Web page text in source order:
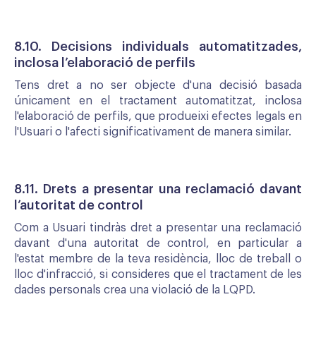
8.10. Decisions individuals automatitzades,
inclosa l’elaboració de perfils
Tens dret a no ser objecte d'una decisió basada
únicament en el tractament automatitzat, inclosa
l'elaboració de perfils, que produeixi efectes legals en
l'Usuari o l'afecti significativament de manera similar.
8.11. Drets a presentar una reclamació davant
l’autoritat de control
Com a Usuari tindràs dret a presentar una reclamació
davant d'una autoritat de control, en particular a
l'estat membre de la teva residència, lloc de treball o
lloc d'infracció, si consideres que el tractament de les
dades personals crea una violació de la LQPD.